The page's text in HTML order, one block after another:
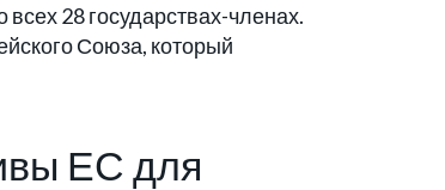
28 государствах-членах.
Союза, который
ЕС для